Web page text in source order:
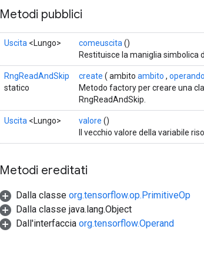
Metodi pubblici
Uscita <Lungo> comeuscita ()
Restituisce la maniglia simbolica
RngReadAndSkip
statico
create ( ambito ambito , operando
Metodo factory per creare una
RngReadAndSkip.
Uscita <Lungo> valore ()
Il vecchio valore della variabile
Metodi ereditati
Dalla classe org.tensorflow.op.PrimitiveOp
Dalla classe java.lang.Object
Dall'interfaccia org.tensorflow.Operand